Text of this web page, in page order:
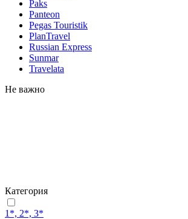
Paks
Panteon
Pegas Touristik
PlanTravel
Russian Express
Sunmar
Travelata
Не важно
Категория
1*, 2*, 3*